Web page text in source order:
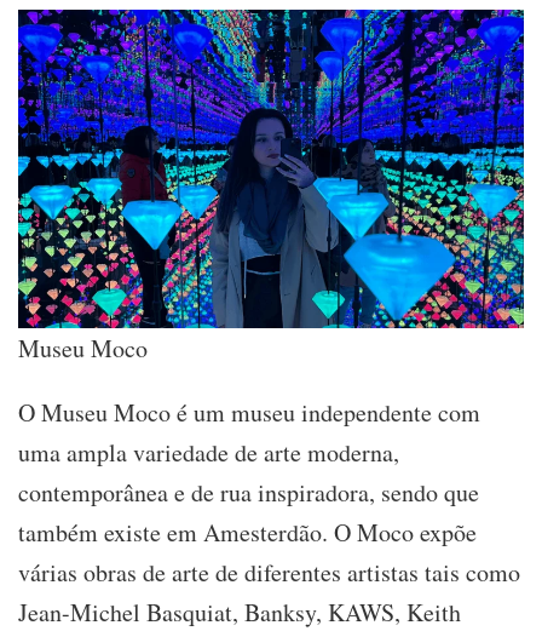
Museu Moco
O Museu Moco é um museu independente com
uma ampla variedade de arte moderna,
contemporânea e de rua inspiradora, sendo que
também existe em Amesterdão. O Moco expõe
várias obras de arte de diferentes artistas tais como
Jean-Michel Basquiat, Banksy, KAWS, Keith